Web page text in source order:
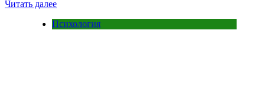
Читать далее
Психология